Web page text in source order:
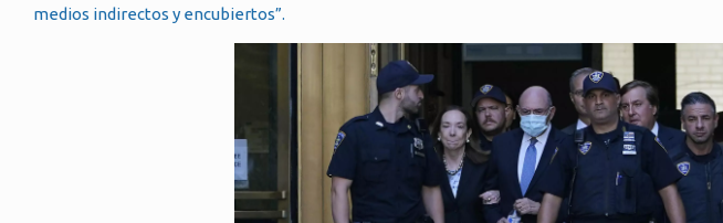
medios indirectos y encubiertos”.